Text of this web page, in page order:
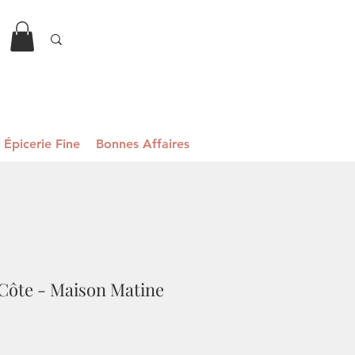
Épicerie Fine Bonnes Affaires
- Maison Matine